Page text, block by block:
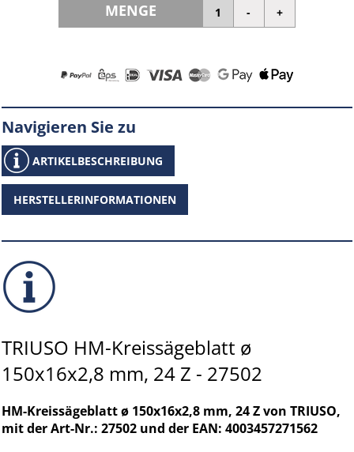
MENGE
Navigieren Sie zu
ARTIKELBESCHREIBUNG
HERSTELLERINFORMATIONEN
TRIUSO HM-Kreissägeblatt ø
150x16x2,8 mm, 24 Z - 27502
HM-Kreissägeblatt ø 150x16x2,8 mm, 24 Z von TRIUSO,
mit der Art-Nr.: 27502 und der EAN: 4003457271562